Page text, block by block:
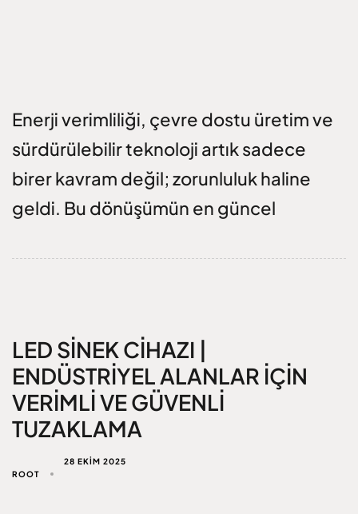
Enerji verimliliği, çevre dostu üretim ve
sürdürülebilir teknoloji artık sadece
birer kavram değil; zorunluluk haline
geldi. Bu dönüşümün en güncel
LED SINEK CIHAZI |
ENDÜSTRIYEL ALANLAR İÇIN
VERIMLI VE GÜVENLI
TUZAKLAMA
ROOT
28 EKIM 2025